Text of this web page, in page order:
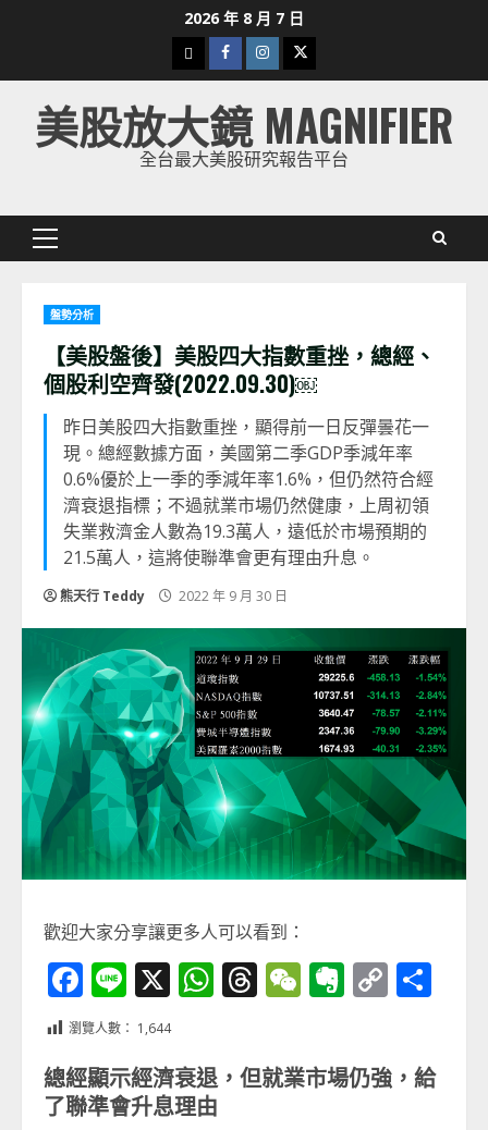
2026 年 8 月 7 日
下
載
美
股
Facebook
Instagram
Twitter
美股放大鏡 MAGNIFIER
全台最大美股研究報告平台
Primary
盤勢分析
【美股盤後】美股四大指數重挫，總經、
個股利空齊發(2022.09.30)￼
昨日美股四大指數重挫，顯得前一日反彈曇花一
現。總經數據方面，美國第二季GDP季減年率
0.6%優於上一季的季減年率1.6%，但仍然符合經
濟衰退指標；不過就業市場仍然健康，上周初領
失業救濟金人數為19.3萬人，遠低於市場預期的
21.5萬人，這將使聯準會更有理由升息。
熊天行 Teddy 2022 年 9 月 30 日
歡迎大家分享讓更多人可以看到：
Facebook
Line
X WhatsApp
Threads
WeChat
Evernote
Copy
瀏覽人數： 1,644
總經顯示經濟衰退，但就業市場仍強，給
了聯準會升息理由